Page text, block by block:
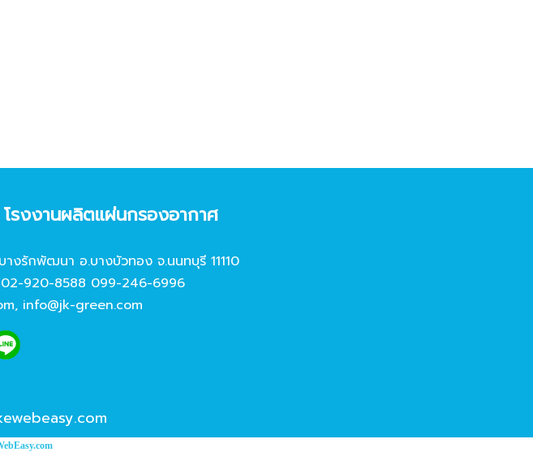
รงงานผลิตแผ่นกรองอากาศ
งรักพัฒนา อ.บางบัวทอง จ.นนทบุรี 11110
02-920-8588 099-246-6996
, info@jk-green.com